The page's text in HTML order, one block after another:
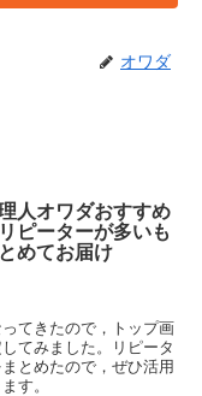
オワダ
人オワダおすすめ
ピーターが多いも
めてお届け
てきたので，トップ画
てみました。リピータ
とめたので，ぜひ活用
す。